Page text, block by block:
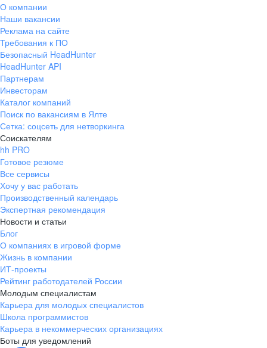
О компании
Наши вакансии
Реклама на сайте
Требования к ПО
Безопасный HeadHunter
HeadHunter API
Партнерам
Инвесторам
Каталог компаний
Поиск по вакансиям в Ялте
Сетка: соцсеть для нетворкинга
Соискателям
hh PRO
Готовое резюме
Все сервисы
Хочу у вас работать
Производственный календарь
Экспертная рекомендация
Новости и статьи
Блог
О компаниях в игровой форме
Жизнь в компании
ИТ-проекты
Рейтинг работодателей России
Молодым специалистам
Карьера для молодых специалистов
Школа программистов
Карьера в некоммерческих организациях
Боты для уведомлений